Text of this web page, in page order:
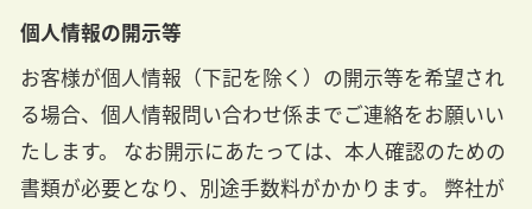
個人情報の開示等
お客様が個人情報（下記を除く）の開示等を希望され
る場合、個人情報問い合わせ係までご連絡をお願いい
たします。 なお開示にあたっては、本人確認のための
書類が必要となり、別途手数料がかかります。 弊社が